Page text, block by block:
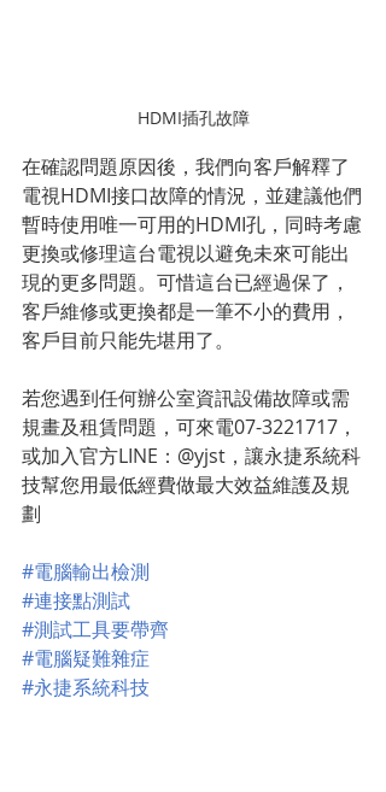
HDMI插孔故障
在確認問題原因後，我們向客戶解釋了
電視HDMI接口故障的情況，並建議他們
暫時使用唯一可用的HDMI孔，同時考慮
更換或修理這台電視以避免未來可能出
現的更多問題。可惜這台已經過保了，
客戶維修或更換都是一筆不小的費用，
客戶目前只能先堪用了。
若您遇到任何辦公室資訊設備故障或需
規畫及租賃問題，可來電07-3221717，
或加入官方LINE：@yjst，讓永捷系統科
技幫您用最低經費做最大效益維護及規
劃
#電腦輸出檢測
#連接點測試
#測試工具要帶齊
#電腦疑難雜症
#永捷系統科技